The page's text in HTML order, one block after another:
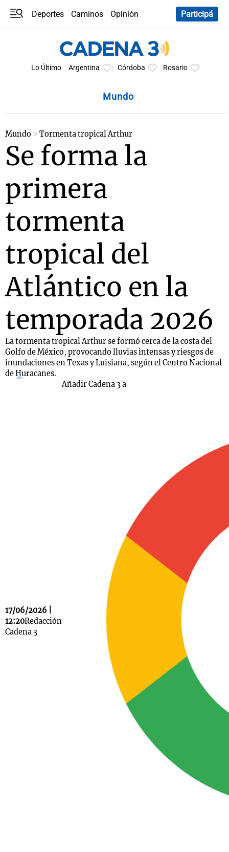
Deportes Caminos
Opinión
Participá
Lo Último Argentina Córdoba Rosario
Mundo
Mundo Tormenta tropical Arthur
Se forma la
primera
tormenta
tropical del
Atlántico en la
temporada 2026
La tormenta tropical Arthur se formó cerca de la costa del
Golfo de México, provocando lluvias intensas y riesgos de
inundaciones en Texas y Luisiana, según el Centro Nacional
de Huracanes.
17/06/2026 |
12:20Redacción
Cadena 3
Añadir Cadena 3 a